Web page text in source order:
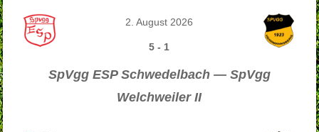
2. August 2026
5 - 1
SpVgg ESP Schwedelbach — SpVgg
Welchweiler II